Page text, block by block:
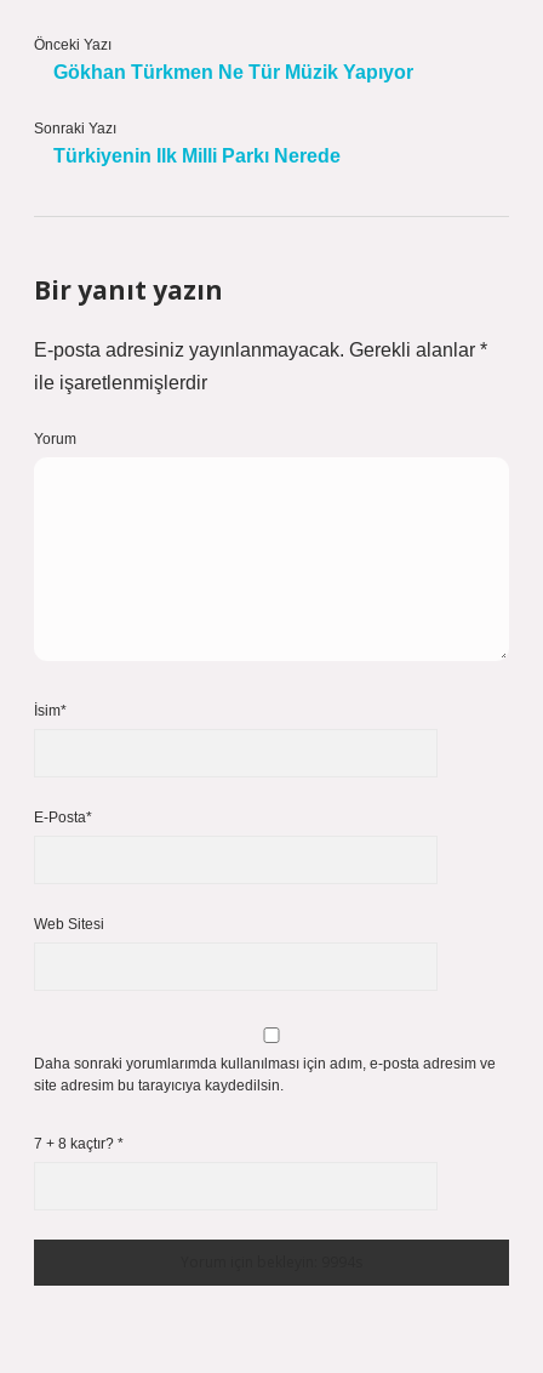
Önceki Yazı
Gökhan Türkmen Ne Tür Müzik Yapıyor
Sonraki Yazı
Türkiyenin Ilk Milli Parkı Nerede
Bir yanıt yazın
E-posta adresiniz yayınlanmayacak. Gerekli alanlar *
ile işaretlenmişlerdir
Yorum
İsim*
E-Posta*
Web Sitesi
Daha sonraki yorumlarımda kullanılması için adım, e-posta adresim ve
site adresim bu tarayıcıya kaydedilsin.
7 + 8 kaçtır? *